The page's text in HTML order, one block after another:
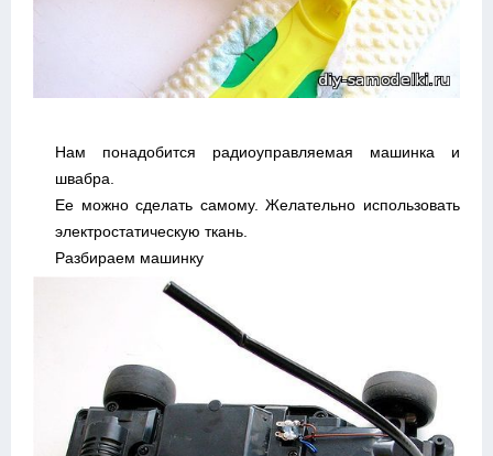
Нам понадобится радиоуправляемая машинка и
швабра.
Ее можно сделать самому. Желательно использовать
электростатическую ткань.
Разбираем машинку